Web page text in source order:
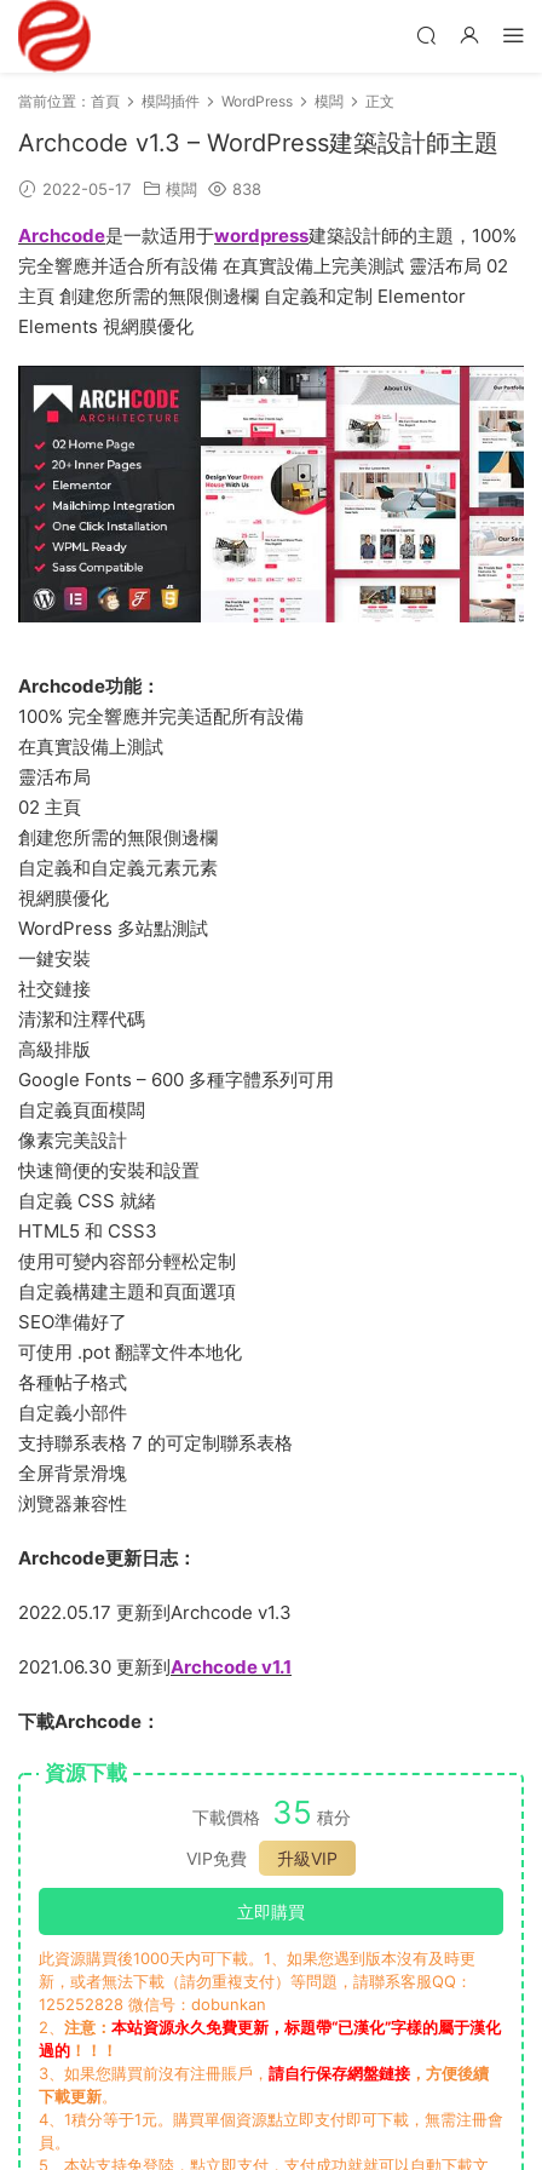
當前位置： 首頁 模闆插件 WordPress 模闆 正文
Archcode v1.3 – WordPress建築設計師主題
2022-05-17 模闆 838
Archcode是一款适用于wordpress建築設計師的主題，100%
完全響應并适合所有設備 在真實設備上完美測試 靈活布局 02
主頁 創建您所需的無限側邊欄 自定義和定制 Elementor
Elements 視網膜優化
Archcode功能：
100% 完全響應并完美适配所有設備
在真實設備上測試
靈活布局
02 主頁
創建您所需的無限側邊欄
自定義和自定義元素元素
視網膜優化
WordPress 多站點測試
一鍵安裝
社交鏈接
清潔和注釋代碼
高級排版
Google Fonts – 600 多種字體系列可用
自定義頁面模闆
像素完美設計
快速簡便的安裝和設置
自定義 CSS 就緒
HTML5 和 CSS3
使用可變内容部分輕松定制
自定義構建主題和頁面選項
SEO準備好了
可使用 .pot 翻譯文件本地化
各種帖子格式
自定義小部件
支持聯系表格 7 的可定制聯系表格
全屏背景滑塊
浏覽器兼容性
Archcode更新日志：
2022.05.17 更新到Archcode v1.3
2021.06.30 更新到 Archcode v1.1
下載Archcode：
資源下載
下載價格 35 積分
VIP免費
升級VIP
立即購買
此資源購買後1000天内可下載。1、如果您遇到版本沒有及時更
新，或者無法下載（請勿重複支付）等問題，請聯系客服QQ：
125252828 微信号：dobunkan
2、 注意： 本站資源永久免費更新，标題帶“已漢化”字樣的屬于漢化
過的 ！！！
3、如果您購買前沒有注冊賬戶， 請自行保存網盤鏈接 ，方便後續
下載更新。
4、1積分等于1元。購買單個資源點立即支付即可下載，無需注冊會
員。
5、本站支持免登陸，點立即支付，支付成功就就可以自動下載文